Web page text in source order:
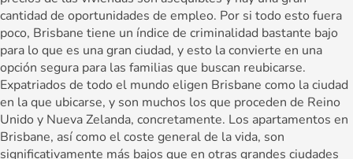
cantidad de oportunidades de empleo. Por si todo esto fuera
poco, Brisbane tiene un índice de criminalidad bastante bajo
para lo que es una gran ciudad, y esto la convierte en una
opción segura para las familias que buscan reubicarse.
Expatriados de todo el mundo eligen Brisbane como la ciudad
en la que ubicarse, y son muchos los que proceden de Reino
Unido y Nueva Zelanda, concretamente. Los apartamentos en
Brisbane, así como el coste general de la vida, son
significativamente más bajos que en otras grandes ciudades